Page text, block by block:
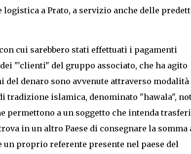
a Prato, a servizio anche delle
cui sarebbero stati effettuati i pagamenti
"'clienti" del gruppo associato, che ha agito
del denaro sono avvenute attraverso modalità
tradizione islamica, denominato "hawala",
permettono a un soggetto che intenda
in un altro Paese di consegnare la somma
proprio referente presente nel paese del